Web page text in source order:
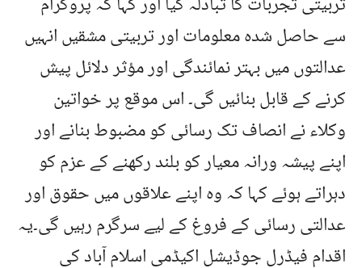
سے حاصل شدہ معلومات اور تربیتی مشقیں انہیں
عدالتوں میں بہتر نمائندگی اور مؤثر دلائل پیش
کرنے کے قابل بنائیں گی۔ اس موقع پر خواتین
وکلاء نے انصاف تک رسائی کو مضبوط بنانے اور
اپنے پیشہ ورانہ معیار کو بلند رکھنے کے عزم کو
دہراتے ہوئے کہا کہ وہ اپنے علاقوں میں حقوق اور
عدالتی رسائی کے فروغ کے لیے سرگرم رہیں گی۔یہ
اقدام فیڈرل جوڈیشل اکیڈمی اسلام آباد کی